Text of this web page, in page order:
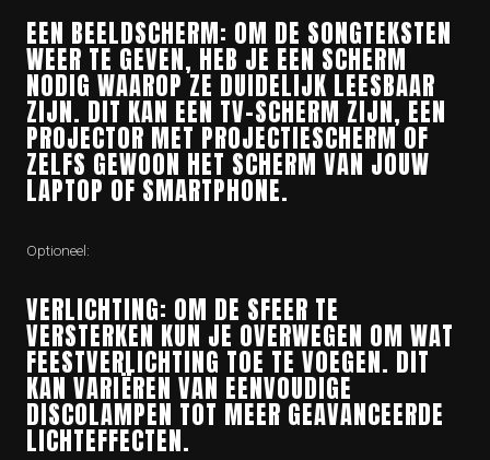
EEN BEELDSCHERM: OM DE SONGTEKSTEN
WEER TE GEVEN, HEB JE EEN SCHERM
NODIG WAAROP ZE DUIDELIJK LEESBAAR
ZIJN. DIT KAN EEN TV-SCHERM ZIJN, EEN
PROJECTOR MET PROJECTIESCHERM OF
ZELFS GEWOON HET SCHERM VAN JOUW
LAPTOP OF SMARTPHONE.
Optioneel:
VERLICHTING: OM DE SFEER TE
VERSTERKEN KUN JE OVERWEGEN OM WAT
FEESTVERLICHTING TOE TE VOEGEN. DIT
KAN VARIËREN VAN EENVOUDIGE
DISCOLAMPEN TOT MEER GEAVANCEERDE
LICHTEFFECTEN.